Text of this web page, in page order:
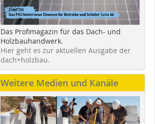
Das Profimagazin für das Dach- und
Holzbauhandwerk.
Hier geht es zur aktuellen Ausgabe der
dach+holzbau.
Weitere Medien und Kanäle